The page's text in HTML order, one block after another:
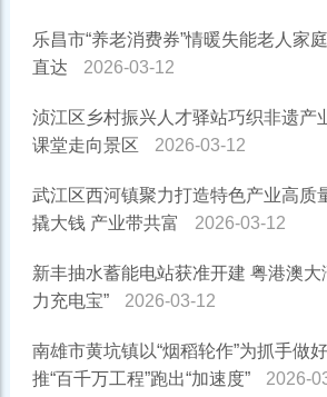
乐昌市“养老消费券”情暖失能老人家
直达
2026-03-12
浈江区乡村振兴人才驿站巧织非遗产
课堂走向景区
2026-03-12
武江区西河镇聚力打造特色产业高质
撬大钱 产业带共富
2026-03-12
新丰抽水蓄能电站获准开建 粤港澳大
力充电宝”
2026-03-12
南雄市黄坑镇以“烟稻轮作”为抓手做
推“百千万工程”跑出“加速度”
2026-